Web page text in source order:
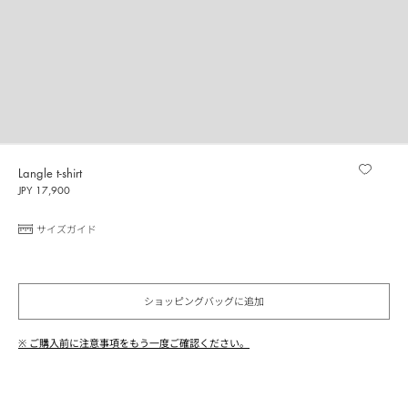
Langle t-shirt
JPY 17,900
サイズガイド
ショッピングバッグに追加
※ ご購入前に注意事項をもう一度ご確認ください。